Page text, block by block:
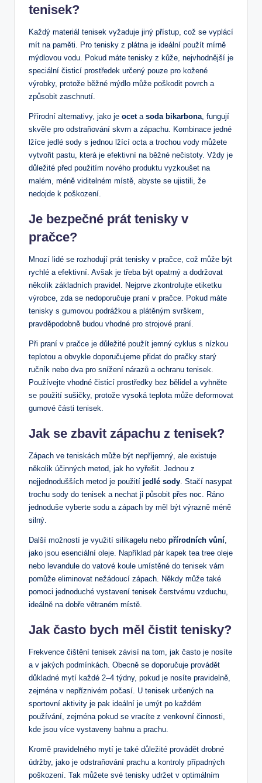
tenisek?
Každý materiál tenisek vyžaduje jiný přístup, což se vyplácí
mít na paměti. Pro tenisky z plátna je ideální použít mírně
mýdlovou vodu. Pokud máte tenisky z kůže, nejvhodnější je
speciální čisticí prostředek určený pouze pro kožené
výrobky, protože běžné mýdlo může poškodit povrch a
způsobit zaschnutí.
Přírodní alternativy, jako je oceta soda bikarbona, fungují
skvěle pro odstraňování skvrn a zápachu. Kombinace jedné
lžíce jedlé sody s jednou lžící octa a trochou vody můžete
vytvořit pastu, která je efektivní na běžné nečistoty. Vždy je
důležité před použitím nového produktu vyzkoušet na
malém, méně viditelném místě, abyste se ujistili, že
nedojde k poškození.
Je bezpečné prát tenisky v
pračce?
Mnozí lidé se rozhodují prát tenisky v pračce, což může být
rychlé a efektivní. Avšak je třeba být opatrný a dodržovat
několik základních pravidel. Nejprve zkontrolujte etiketku
výrobce, zda se nedoporučuje praní v pračce. Pokud máte
tenisky s gumovou podrážkou a plátěným svrškem,
pravděpodobně budou vhodné pro strojové praní.
Při praní v pračce je důležité použít jemný cyklus s nízkou
teplotou a obvykle doporučujeme přidat do pračky starý
ručník nebo dva pro snížení nárazů a ochranu tenisek.
Používejte vhodné čisticí prostředky bez bělidel a vyhněte
se použití sušičky, protože vysoká teplota může deformovat
gumové části tenisek.
Jak se zbavit zápachu z tenisek?
Zápach ve teniskách může být nepříjemný, ale existuje
několik účinných metod, jak ho vyřešit. Jednou z
nejjednodušších metod je použití jedlé sody. Stačí nasypat
trochu sody do tenisek a nechat ji působit přes noc. Ráno
jednoduše vyberte sodu a zápach by měl být výrazně méně
silný.
Další možností je využití silikagelu nebo přírodních vůní,
jako jsou esenciální oleje. Například pár kapek tea tree oleje
nebo levandule do vatové koule umístěné do tenisek vám
pomůže eliminovat nežádoucí zápach. Někdy může také
pomoci jednoduché vystavení tenisek čerstvému vzduchu,
ideálně na dobře větraném místě.
Jak často bych měl čistit tenisky?
Frekvence čištění tenisek závisí na tom, jak často je nosíte
a v jakých podmínkách. Obecně se doporučuje provádět
důkladné mytí každé 2–4 týdny, pokud je nosíte pravidelně,
zejména v nepříznivém počasí. U tenisek určených na
sportovní aktivity je pak ideální je umýt po každém
používání, zejména pokud se vracíte z venkovní činnosti,
kde jsou více vystaveny bahnu a prachu.
Kromě pravidelného mytí je také důležité provádět drobné
údržby, jako je odstraňování prachu a kontroly případných
poškození. Tak můžete své tenisky udržet v optimálním